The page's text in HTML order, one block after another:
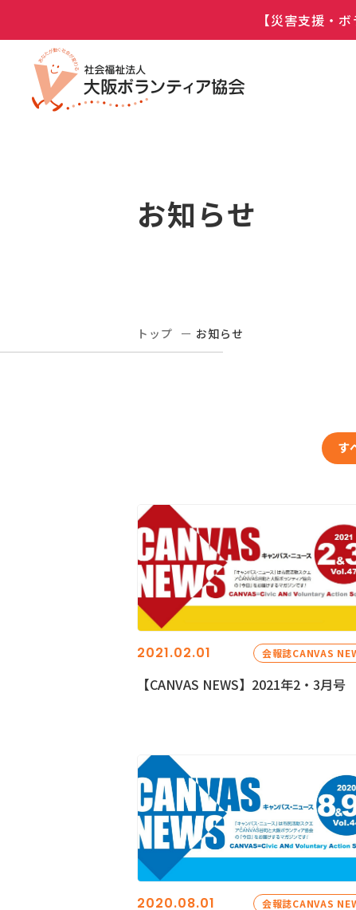
【災害支援・
お知らせ
トップ お知らせ
す
2021.02.01 会報誌CANVAS
【CANVAS NEWS】2021年2・3月号
2020.08.01 会報誌CANVAS